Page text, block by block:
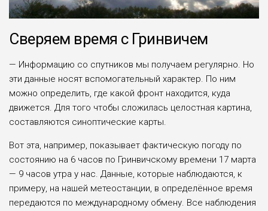
Сверяем время с Гринвичем
— Информацию со спутников мы получаем регулярно. Но
эти дан­ные носят вспомогательный харак­тер. По ним
можно определить, где какой фронт находится, куда
движет­ся. Для того чтобы сложилась целост­ная картина,
составляются синоптиче­ские карты.
Вот эта, например, показывает фак­тическую погоду по
состоянию на 6 часов по Гринвичскому времени 17 марта
— 9 часов утра у нас. Данные, которые наблюдаются, к
примеру, на нашей метеостанции, в определённое время
передаются по международному обмену. Все наблюдения